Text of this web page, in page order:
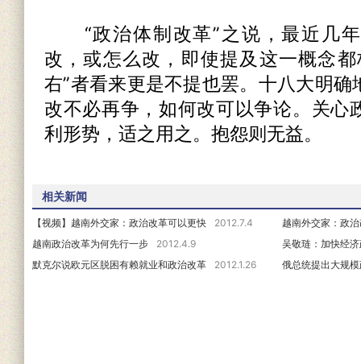
“政治体制改革”之说，最近几年
改，或怎么改，即使提及这一概念
右”者看来更是不提也罢。十八大明
改不必再争，如何改可以争论。关心
利形势，适之用之。抱怨则无益。
相关新闻
【视频】越南外交家：政治改革可以更快 2012.7.4
越南外交家：政
越南政治改革为何先行一步
2012.4.9
吴敬琏：加快经
默克尔说欧元区脱困有赖就业和政治改革
2012.1.26 俄总统提出大规